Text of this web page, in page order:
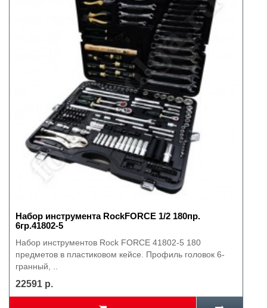
Набор инструмента RockFORCE 1/2 180пр.
6гр.41802-5
Набор инструментов Rock FORCE 41802-5 180
предметов в пластиковом кейсе. Профиль головок 6-
гранный, ..
22591 р.